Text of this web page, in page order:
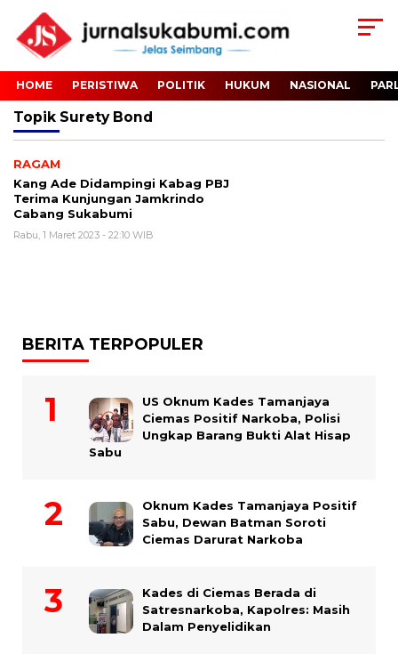
HOME PERISTIWA POLITIK HUKUM NASIONAL
Topik Surety Bond
RAGAM
Kang Ade Didampingi Kabag PBJ
Terima Kunjungan Jamkrindo
Cabang Sukabumi
Rabu, 1 Maret 2023 - 22:10 WIB
BERITA TERPOPULER
US Oknum Kades Tamanjaya
Ciemas Positif Narkoba, Polisi
Ungkap Barang Bukti Alat Hisap
Sabu
Oknum Kades Tamanjaya Positif
Sabu, Dewan Batman Soroti
Ciemas Darurat Narkoba
Kades di Ciemas Berada di
Satresnarkoba, Kapolres: Masih
Dalam Penyelidikan